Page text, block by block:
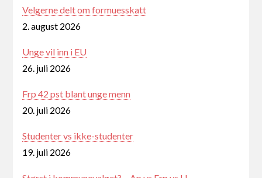
Velgerne delt om formuesskatt
2. august 2026
Unge vil inn i EU
26. juli 2026
Frp 42 pst blant unge menn
20. juli 2026
Studenter vs ikke-studenter
19. juli 2026